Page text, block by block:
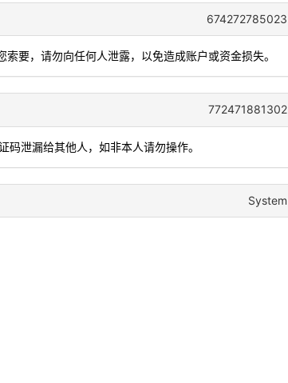
674272785023
要，请勿向任何人泄露，以免造成账户或资金损失。
772471881302
码泄漏给其他人，如非本人请勿操作。
System